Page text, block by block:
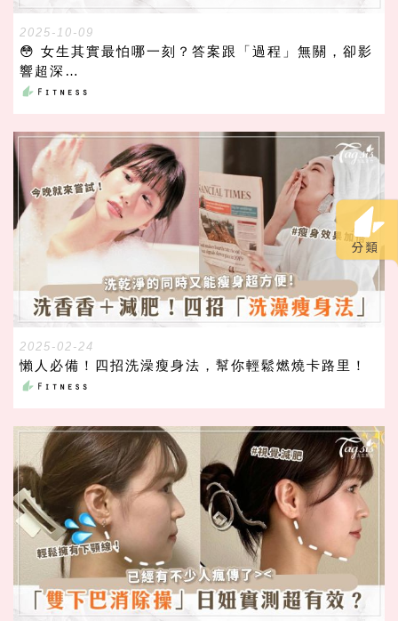
2025-10-09
😳 女生其實最怕哪一刻？答案跟「過程」無關，卻影
響超深…
2025-02-24
懶人必備！四招洗澡瘦身法，幫你輕鬆燃燒卡路里！